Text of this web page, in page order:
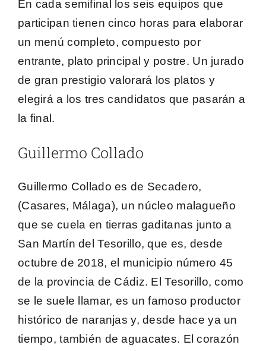
En cada semifinal los seis equipos que
participan tienen cinco horas para elaborar
un menú completo, compuesto por
entrante, plato principal y postre. Un jurado
de gran prestigio valorará los platos y
elegirá a los tres candidatos que pasarán a
la final.
Guillermo Collado
Guillermo Collado es de Secadero,
(Casares, Málaga), un núcleo malagueño
que se cuela en tierras gaditanas junto a
San Martín del Tesorillo, que es, desde
octubre de 2018, el municipio número 45
de la provincia de Cádiz. El Tesorillo, como
se le suele llamar, es un famoso productor
histórico de naranjas y, desde hace ya un
tiempo, también de aguacates. El corazón